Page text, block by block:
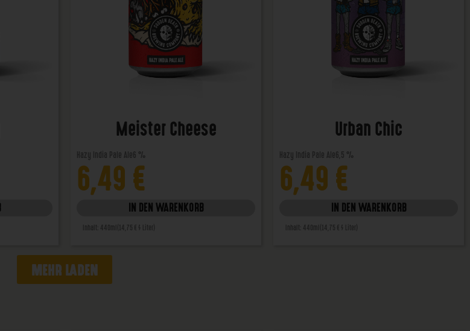
Meister Cheese
6,49 €
IN DEN WARENKORB
Urban Chic
6,49 €
IN DEN WARENKORB
MEHR LADEN